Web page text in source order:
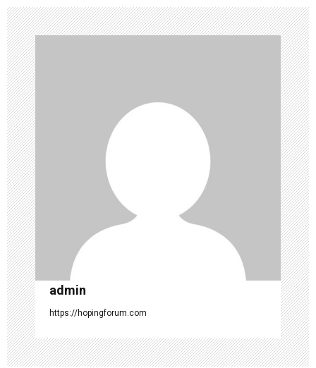
a
v
i
g
a
t
i
o
n
admin
https://hopingforum.com